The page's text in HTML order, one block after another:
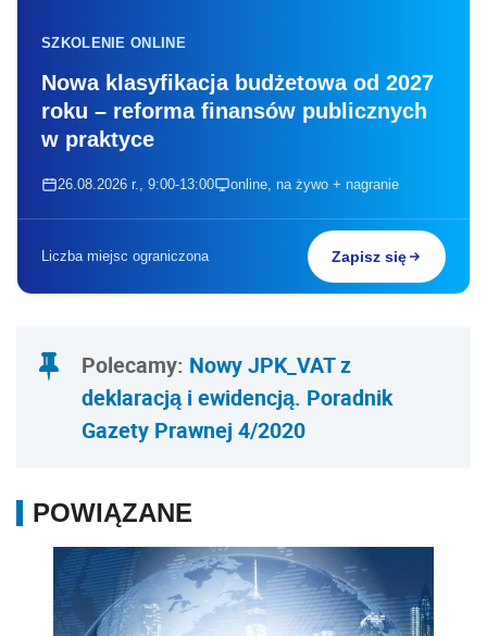
SZKOLENIE ONLINE
Nowa klasyfikacja budżetowa od 2027
roku – reforma finansów publicznych
w praktyce
26.08.2026 r., 9:00-13:00 online, na żywo + nagranie
Liczba miejsc ograniczona Zapisz się
Polecamy: Nowy JPK_VAT z
deklaracją i ewidencją. Poradnik
Gazety Prawnej 4/2020
POWIĄZANE